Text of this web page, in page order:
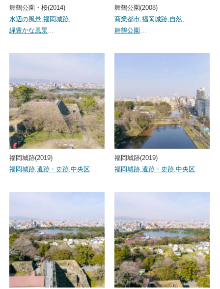
舞鶴公園・桜(2014)
水辺の風景,福岡城跡,
緑豊かな風景…
舞鶴公園(2008)
商業都市,福岡城跡,自然,
舞鶴公園 …
福岡城跡(2019)
福岡城跡,遺跡・史跡,中央区…
福岡城跡(2019)
福岡城跡,遺跡・史跡,中央区…